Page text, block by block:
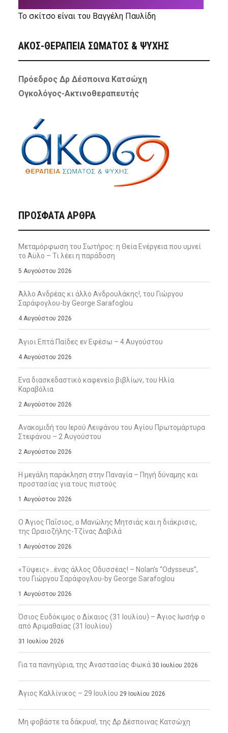
Το σκίτσο είναι του Βαγγέλη Παυλίδη
ΑΚΟΣ-ΘΕΡΑΠΕΙΑ ΣΩΜΑΤΟΣ & ΨΥΧΗΣ
Πρόεδρος Δρ Δέσποινα Κατσώχη
Ογκολόγος-Ακτινοθεραπευτής
ΠΡΌΣΦΑΤΑ ΆΡΘΡΑ
Μεταμόρφωση του Σωτήρος: η Θεία Ενέργεια που υμνεί
το Άϋλο – Τι λέει η παράδοση
5 Αυγούστου 2026
Άλλο Ανδρέας κι άλλο Ανδρουλάκης!, του Γιώργου
Σαράφογλου-by George Sarafoglou
4 Αυγούστου 2026
Άγιοι Επτά Παίδες εν Εφέσω – 4 Αυγούστου
4 Αυγούστου 2026
Ενα διασκεδαστικό καφενείο βιβλίων, του Ηλία
Καραβόλια
2 Αυγούστου 2026
Ανακομιδή του Ιερού Λειψάνου του Αγίου Πρωτομάρτυρα
Στεφάνου – 2 Αυγούστου
2 Αυγούστου 2026
Η μεγάλη παράκληση στην Παναγία – Πηγή δύναμης και
προστασίας για τους πιστούς
1 Αυγούστου 2026
Ο Άγιος Παΐσιος, ο Μανώλης Μητσιάς και η διάκρισις,
της Ωραιοζήλης-Τζίνας Δαβιλά
1 Αυγούστου 2026
«Τύψεις»…ένας άλλος Οδυσσέας! – Nolan’s “Odysseus”,
του Γιώργου Σαράφογλου-by George Sarafoglou
1 Αυγούστου 2026
Όσιος Ευδόκιμος ο Δίκαιος (31 Ιουλίου) – Άγιος Ιωσήφ ο
από Αριμαθαίας (31 Ιουλίου)
31 Ιουλίου 2026
Για τα πανηγύρια, της Αναστασίας Φωκά 30 Ιουλίου 2026
Άγιος Καλλίνικος – 29 Ιουλίου 29 Ιουλίου 2026
Μη φοβάστε τα δάκρυα!, της Δρ Δέσποινας Κατσώχη